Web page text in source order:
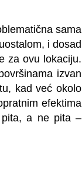
sama
i dosad
za ovu lokaciju.
izvan
kad već okolo
efektima
a ne pita –